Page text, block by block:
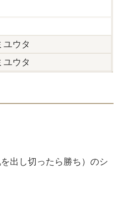
ユウタ
ユウタ
出し切ったら勝ち）のシ